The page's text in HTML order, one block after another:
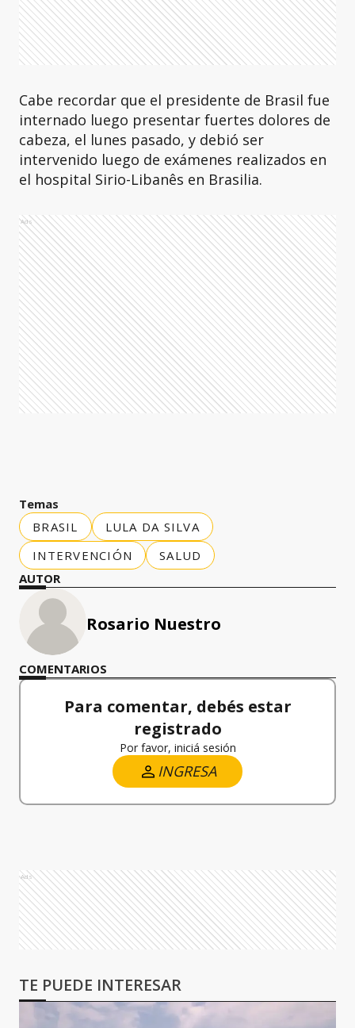
Cabe recordar que el presidente de Brasil fue
internado luego presentar fuertes dolores de
cabeza, el lunes pasado, y debió ser
intervenido luego de exámenes realizados en
el hospital Sirio-Libanês en Brasilia.
Ads
Temas
BRASIL
LULA DA SILVA
INTERVENCIÓN
SALUD
AUTOR
Rosario Nuestro
COMENTARIOS
Para comentar, debés estar
registrado
Por favor, iniciá sesión
INGRESA
Ads
TE PUEDE INTERESAR